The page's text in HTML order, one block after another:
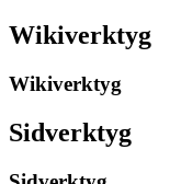
Wikiverktyg
Wikiverktyg
Sidverktyg